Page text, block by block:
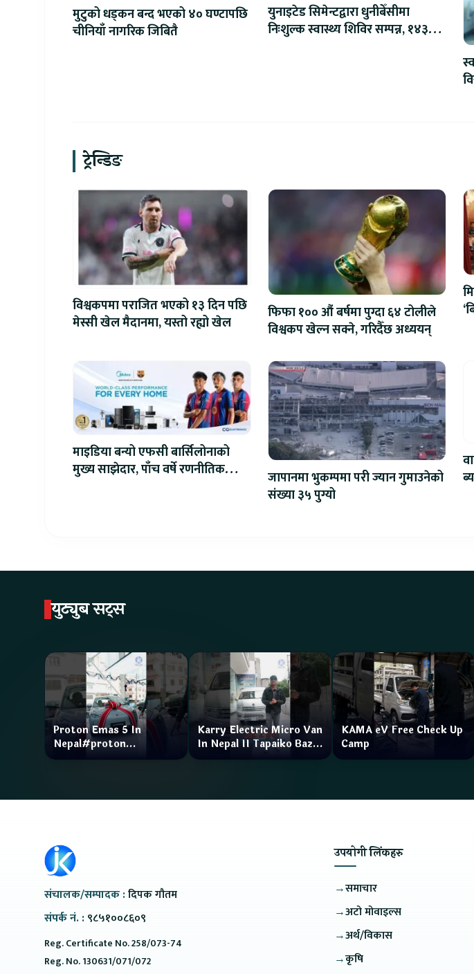
मुटुको धड्कन बन्द भएको ४० घण्टापछि
चीनियाँ नागरिक जिबितै
युनाइटेड सिमेन्टद्वारा धुनीबेँसीमा
निःशुल्क स्वास्थ्य शिविर सम्पन्न, १४३
ट्रेन्डिङ
विश्वकपमा पराजित भएको १३ दिन पछि
मेस्सी खेल मैदानमा, यस्तो रह्यो खेल
फिफा १०० औं बर्षमा पुग्दा ६४ टोलीले
विश्वकप खेल्न सक्ने, गरिदैँछ अध्ययन्
माइडिया बन्यो एफसी बार्सिलोनाको
मुख्य साझेदार, पाँच वर्षे रणनीतिक
जापानमा भुकम्पमा परी ज्यान गुमाउनेको
संख्या ३५ पुग्यो
युट्युब सट्स
Proton Emas 5 In
Nepal#proton
#protonemas5#protonnepal#evcarnepal
Karry Electric Micro Van
In Nepal II Tapaiko Bazar
II Jankari Kendra
KAMA eV Free Check Up
Camp
संचालक/सम्पादक :दिपक गौतम
संपर्क नं. :९८५१००८६०९
Reg. Certificate No. 258/073-74
Reg. No. 130631/071/072
उपयोगी लिंकहरु
→समाचार
→अटो मोवाइल्स
→अर्थ/विकास
→कृषि